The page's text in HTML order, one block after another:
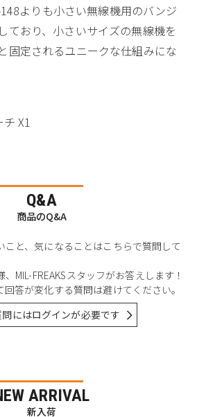
よりも小さい無線機用のバンジ
ており、小さいサイズの無線機を
固定されるユニークな仕組みにな
X1
Q&A
商品のQ&A
こと、気になることはこちらで質問して
MIL-FREAKSスタッフがお答えします！
答が変化する質問は避けてください。
にはログインが必要です
ARRIVAL
新入荷